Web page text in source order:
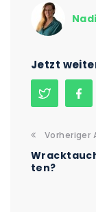
Jetzt
Vorheriger
ten?